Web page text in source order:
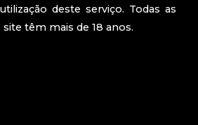
deste serviço. Todas as
têm mais de 18 anos.
SE